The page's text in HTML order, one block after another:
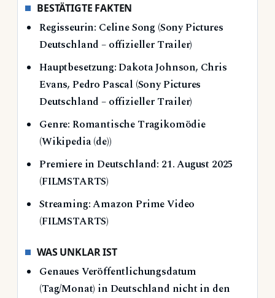
BESTÄTIGTE FAKTEN
Regisseurin: Celine Song (Sony Pictures
Deutschland – offizieller Trailer)
Hauptbesetzung: Dakota Johnson, Chris
Evans, Pedro Pascal (Sony Pictures
Deutschland – offizieller Trailer)
Genre: Romantische Tragikomödie
(Wikipedia (de))
Premiere in Deutschland: 21. August 2025
(FILMSTARTS)
Streaming: Amazon Prime Video
(FILMSTARTS)
WAS UNKLAR IST
Genaues Veröffentlichungsdatum
(Tag/Monat) in Deutschland nicht in den